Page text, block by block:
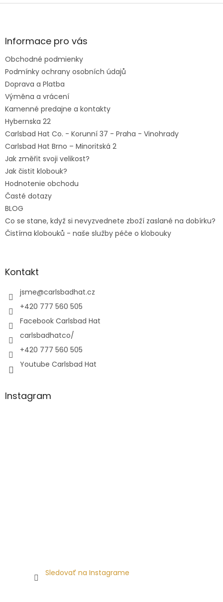
Z
ä
e
Informace pro vás
Obchodné podmienky
Podmínky ochrany osobních údajů
Doprava a Platba
Výměna a vrácení
Kamenné predajne a kontakty
Hybernska 22
Carlsbad Hat Co. - Korunní 37 - Praha - Vinohrady
Carlsbad Hat Brno – Minoritská 2
Jak změřit svoji velikost?
Jak čistit klobouk?
Hodnotenie obchodu
Časté dotazy
BLOG
Co se stane, když si nevyzvednete zboží zaslané na dobírku?
Čistírna klobouků - naše služby péče o klobouky
Kontakt
jsme@carlsbadhat.cz
+420 777 560 505
Facebook Carlsbad Hat
carlsbadhatco/
+420 777 560 505
Youtube Carlsbad Hat
Instagram
Sledovať na Instagrame